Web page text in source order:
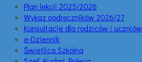
Plan lekcji 2025/2026
Wykaz podręczników 2026/27
Konsultacje dla rodziców i uczniów
e-Dziennik
Świetlica Szkolna